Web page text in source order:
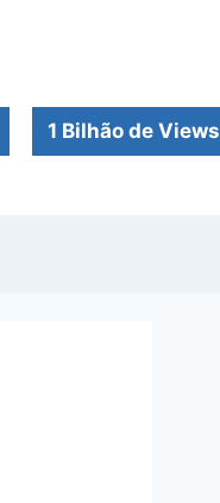
1 Bilhão de Views